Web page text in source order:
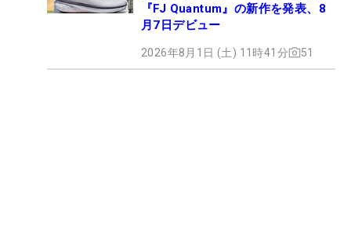
『FJ Quantum』の新作を発表、8
月7日デビュー
2026年8月1日 (土) 11時41分 51